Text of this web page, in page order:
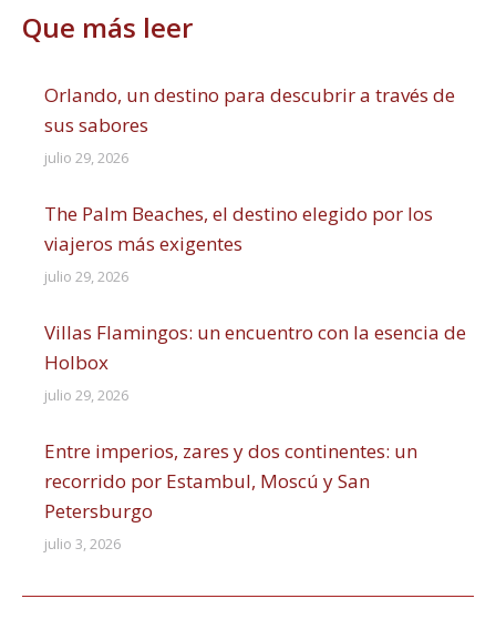
Que más leer
Orlando, un destino para descubrir a través de
sus sabores
julio 29, 2026
The Palm Beaches, el destino elegido por los
viajeros más exigentes
julio 29, 2026
Villas Flamingos: un encuentro con la esencia de
Holbox
julio 29, 2026
Entre imperios, zares y dos continentes: un
recorrido por Estambul, Moscú y San
Petersburgo
julio 3, 2026